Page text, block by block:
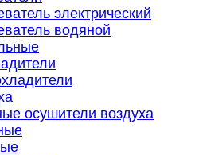
электрический
водяной
осушители воздуха